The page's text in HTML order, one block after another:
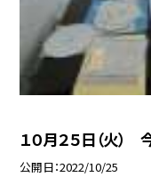
１０月２５日（火）
公開日 2022/10/25